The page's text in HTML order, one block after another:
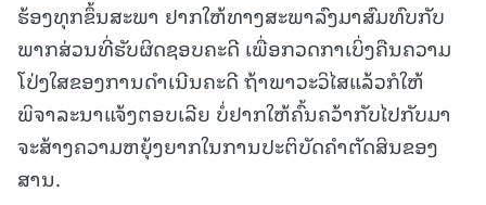
ຮ້ອງທຸກຂຶ້ນສະພາ ຢາກໃຫ້ທາງສະພາລົງມາສົມທົບກັບ
ພາກສ່ວນທີ່ຮັບຜິດຊອບຄະດີ ເພື່ອກວດກາເບິ່ງຄືນຄວາມ
ໂປ່ງໃສຂອງການດໍາເນີນຄະດີ ຖ້າພາວະວິໄສແລ້ວກໍໃຫ້
ພິຈາລະນາແຈ້ງຕອບເລີຍ ບໍ່ຢາກໃຫ້ຄົ້ນຄວ້າກັບໄປກັບມາ
ຈະສ້າງຄວາມຫຍຸ້ງຍາກໃນການປະຕິບັດຄໍາຕັດສິນຂອງ
ສານ.